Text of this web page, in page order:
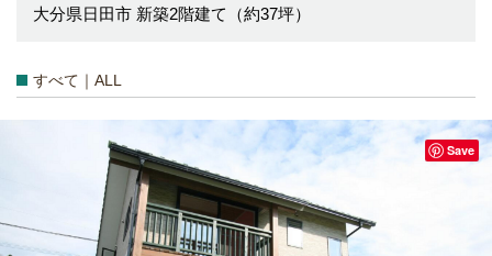
大分県日田市 新築2階建て（約37坪）
すべて｜ALL
Save